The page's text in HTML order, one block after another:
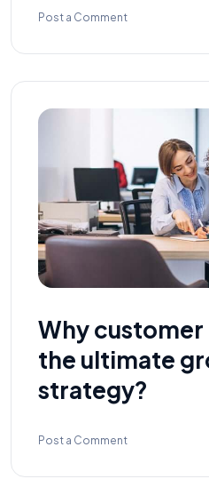
Post a Comment
Why
the ultimate
strategy?
Post a Comment